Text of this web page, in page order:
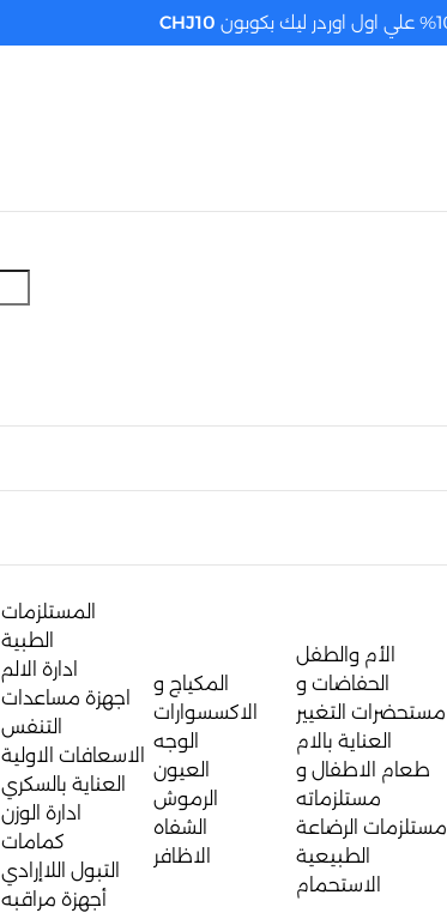
الأم والطفل
الحفاضات و
مستحضرات التغيير
العناية بالام
طعام الاطفال و
مستلزماته
مستلزمات الرضاعة
الطبيعية
الاستحمام
المكياج و
الاكسسوارات
الوجه
العيون
الرموش
الشفاه
الاظافر
المستلزمات
الطبية
ادارة الالم
اجهزة مساعدات
التنفس
الاسعافات الاولية
العناية بالسكري
ادارة الوزن
كمامات
التبول اللاإرادي
أجهزة مراقبه
CHJ10